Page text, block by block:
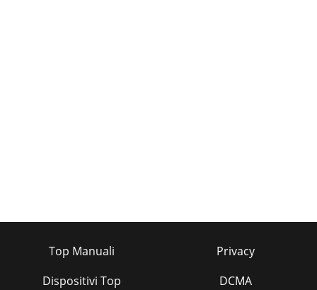
Top Manuali
Dispositivi Top
Privacy
DCMA